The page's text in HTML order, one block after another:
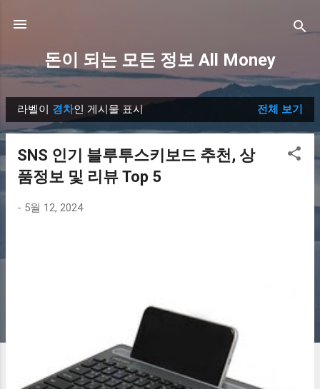
돈이 되는 모든 정보 All Money
글
라벨이 경차인 게시물 표시 전체 보기
SNS 인기 블루투스키보드 추천, 상
품정보 및 리뷰 Top 5
- 5월 12, 2024